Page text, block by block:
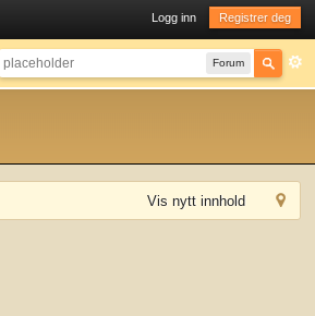
Logg inn Registrer deg
Forum
Vis nytt innhold